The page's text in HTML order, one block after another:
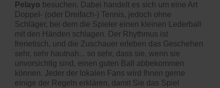
Pelayo besuchen. Dabei handelt es sich um eine Art
Doppel- (oder Dreifach-) Tennis, jedoch ohne
Schläger, bei dem die Spieler einen kleinen Lederball
mit den Händen schlagen. Der Rhythmus ist
frenetisch, und die Zuschauer erleben das Geschehen
sehr, sehr hautnah... so sehr, dass sie, wenn sie
unvorsichtig sind, einen guten Ball abbekommen
können. Jeder der lokalen Fans wird Ihnen gerne
einige der Regeln erklären, damit Sie das Spiel